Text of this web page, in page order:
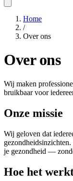
Home
/
Over ons
Over ons
Wij maken
bruikbaar voor
Onze missie
Wij geloven dat
je gezondheid —
Hoe het